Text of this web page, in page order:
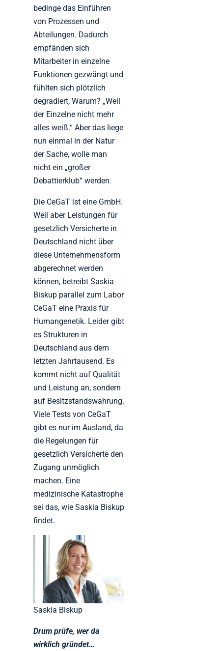
bedinge das Einführen
von Prozessen und
Abteilungen. Dadurch
empfänden sich
Mitarbeiter in einzelne
Funktionen gezwängt und
fühlten sich plötzlich
degradiert, Warum? „Weil
der Einzelne nicht mehr
alles weiß.“ Aber das liege
nun einmal in der Natur
der Sache, wolle man
nicht ein „großer
Debattierklub“ werden.
Die CeGaT ist eine GmbH.
Weil aber Leistungen für
gesetzlich Versicherte in
Deutschland nicht über
diese Unternehmensform
abgerechnet werden
können, betreibt Saskia
Biskup parallel zum Labor
CeGaT eine Praxis für
Humangenetik. Leider gibt
es Strukturen in
Deutschland aus dem
letzten Jahrtausend. Es
kommt nicht auf Qualität
und Leistung an, sondern
auf Besitzstandswahrung.
Viele Tests von CeGaT
gibt es nur im Ausland, da
die Regelungen für
gesetzlich Versicherte den
Zugang unmöglich
machen. Eine
medizinische Katastrophe
sei das, wie Saskia Biskup
findet.
Saskia Biskup
Drum prüfe, wer da
wirklich gründet…